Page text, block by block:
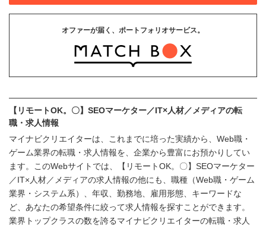
オファーが届く、ポートフォリオサービス。
【リモートOK。〇】SEOマーケター／IT×人材／メディアの転
職・求人情報
マイナビクリエイターは、これまでに培った実績から、Web職・
ゲーム業界の転職・求人情報を、企業から豊富にお預かりしてい
ます。このWebサイトでは、【リモートOK。〇】SEOマーケター
／IT×人材／メディアの求人情報の他にも、職種（Web職・ゲーム
業界・システム系）、年収、勤務地、雇用形態、キーワードな
ど、あなたの希望条件に絞って求人情報を探すことができます。
業界トップクラスの数を誇るマイナビクリエイターの転職・求人